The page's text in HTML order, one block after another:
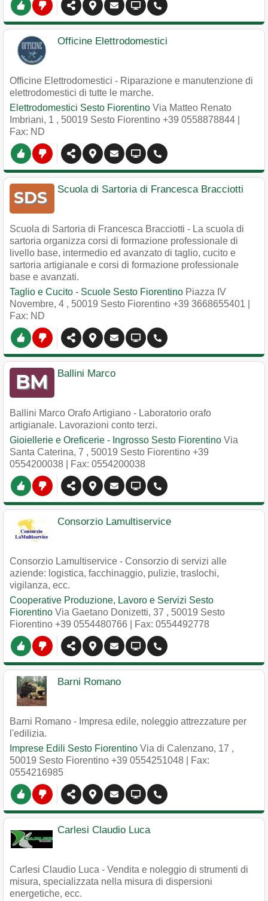
Officine Elettrodomestici
Officine Elettrodomestici - Riparazione e manutenzione di
elettrodomestici di tutte le marche.
Elettrodomestici Sesto Fiorentino Via Matteo Renato
Imbriani, 1 , 50019 Sesto Fiorentino +39 0558878844
Fax: ND
Scuola di Sartoria di Francesca Bracciotti
Scuola di Sartoria di Francesca Bracciotti - La scuola di
sartoria organizza corsi di formazione professionale di
livello base, intermedio ed avanzato di taglio, cucito e
sartoria artigianale e corsi di formazione professionale
base e avanzati.
Taglio e Cucito - Scuole Sesto Fiorentino Piazza IV
Novembre, 4 , 50019 Sesto Fiorentino +39 3668655401
Fax: ND
Ballini Marco
Ballini Marco Orafo Artigiano - Laboratorio orafo
artigianale. Lavorazioni conto terzi.
Gioiellerie e Oreficerie - Ingrosso Sesto Fiorentino Via
Santa Caterina, 7 , 50019 Sesto Fiorentino +39
0554200038 | Fax: 0554200038
Consorzio Lamultiservice
Consorzio Lamultiservice - Consorzio di servizi alle
aziende: logistica, facchinaggio, pulizie, traslochi,
vigilanza, ecc.
Cooperative Produzione, Lavoro e Servizi Sesto
Fiorentino Via Gaetano Donizetti, 37 , 50019 Sesto
Fiorentino +39 0554480766 | Fax: 0554492778
Barni Romano
Barni Romano - Impresa edile, noleggio attrezzature per
l'edilizia.
Imprese Edili Sesto Fiorentino Via di Calenzano, 17 ,
50019 Sesto Fiorentino +39 0554251048 | Fax:
0554216985
Carlesi Claudio Luca
Carlesi Claudio Luca - Vendita e noleggio di strumenti di
misura, specializzata nella misura di dispersioni
energetiche, ecc.